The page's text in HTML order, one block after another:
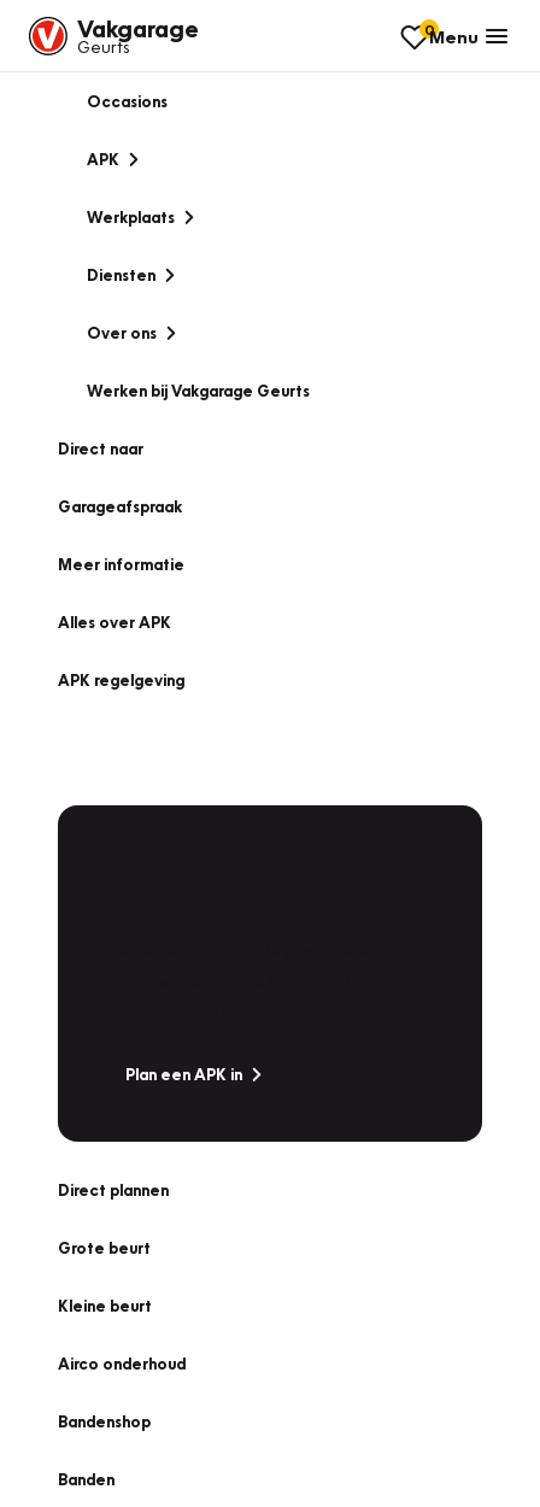
Vakgarage
Geurts
0Menu
Occasions
APK
Werkplaats
Diensten
Over ons
Werken bij Vakgarage Geurts
Direct naar
Garageafspraak
Meer informatie
Alles over APK
APK regelgeving
Plan een APK in
Direct plannen
Grote beurt
Kleine beurt
Airco onderhoud
Bandenshop
Banden